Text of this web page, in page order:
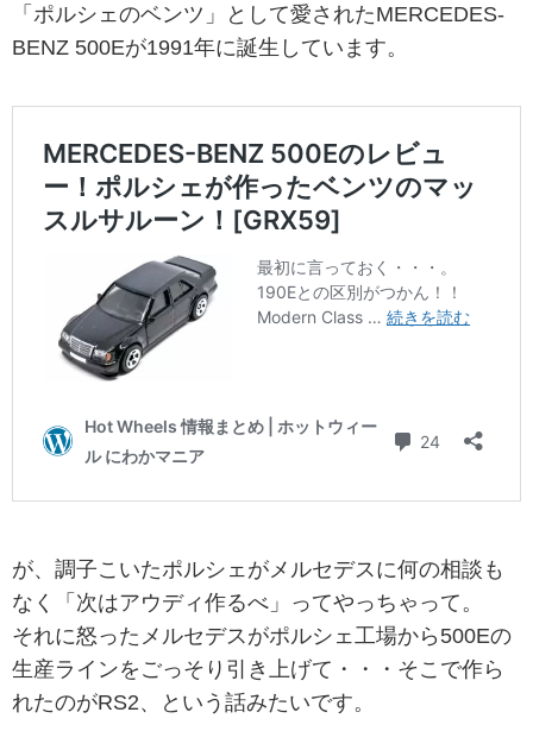
「ポルシェのベンツ」として愛されたMERCEDES-
BENZ 500Eが1991年に誕生しています。
が、調子こいたポルシェがメルセデスに何の相談も
なく「次はアウディ作るべ」ってやっちゃって。
それに怒ったメルセデスがポルシェ工場から500Eの
生産ラインをごっそり引き上げて・・・そこで作ら
れたのがRS2、という話みたいです。